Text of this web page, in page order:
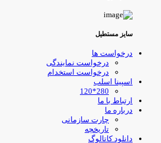
سایز مستطیل
درخواست ها
درخواست نمایندگی
درخواست استخدام
اسپینا اسلب
280*120
ارتباط با ما
درباره ما
چارت سازمانی
تاریخچه
دانلود کاتالوگ